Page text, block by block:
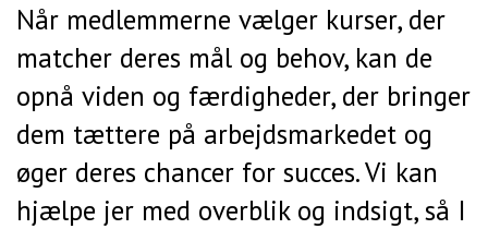
Når medlemmerne vælger kurser, der
matcher deres mål og behov, kan de
opnå viden og færdigheder, der bringer
dem tættere på arbejdsmarkedet og
øger deres chancer for succes. Vi kan
hjælpe jer med overblik og indsigt, så I